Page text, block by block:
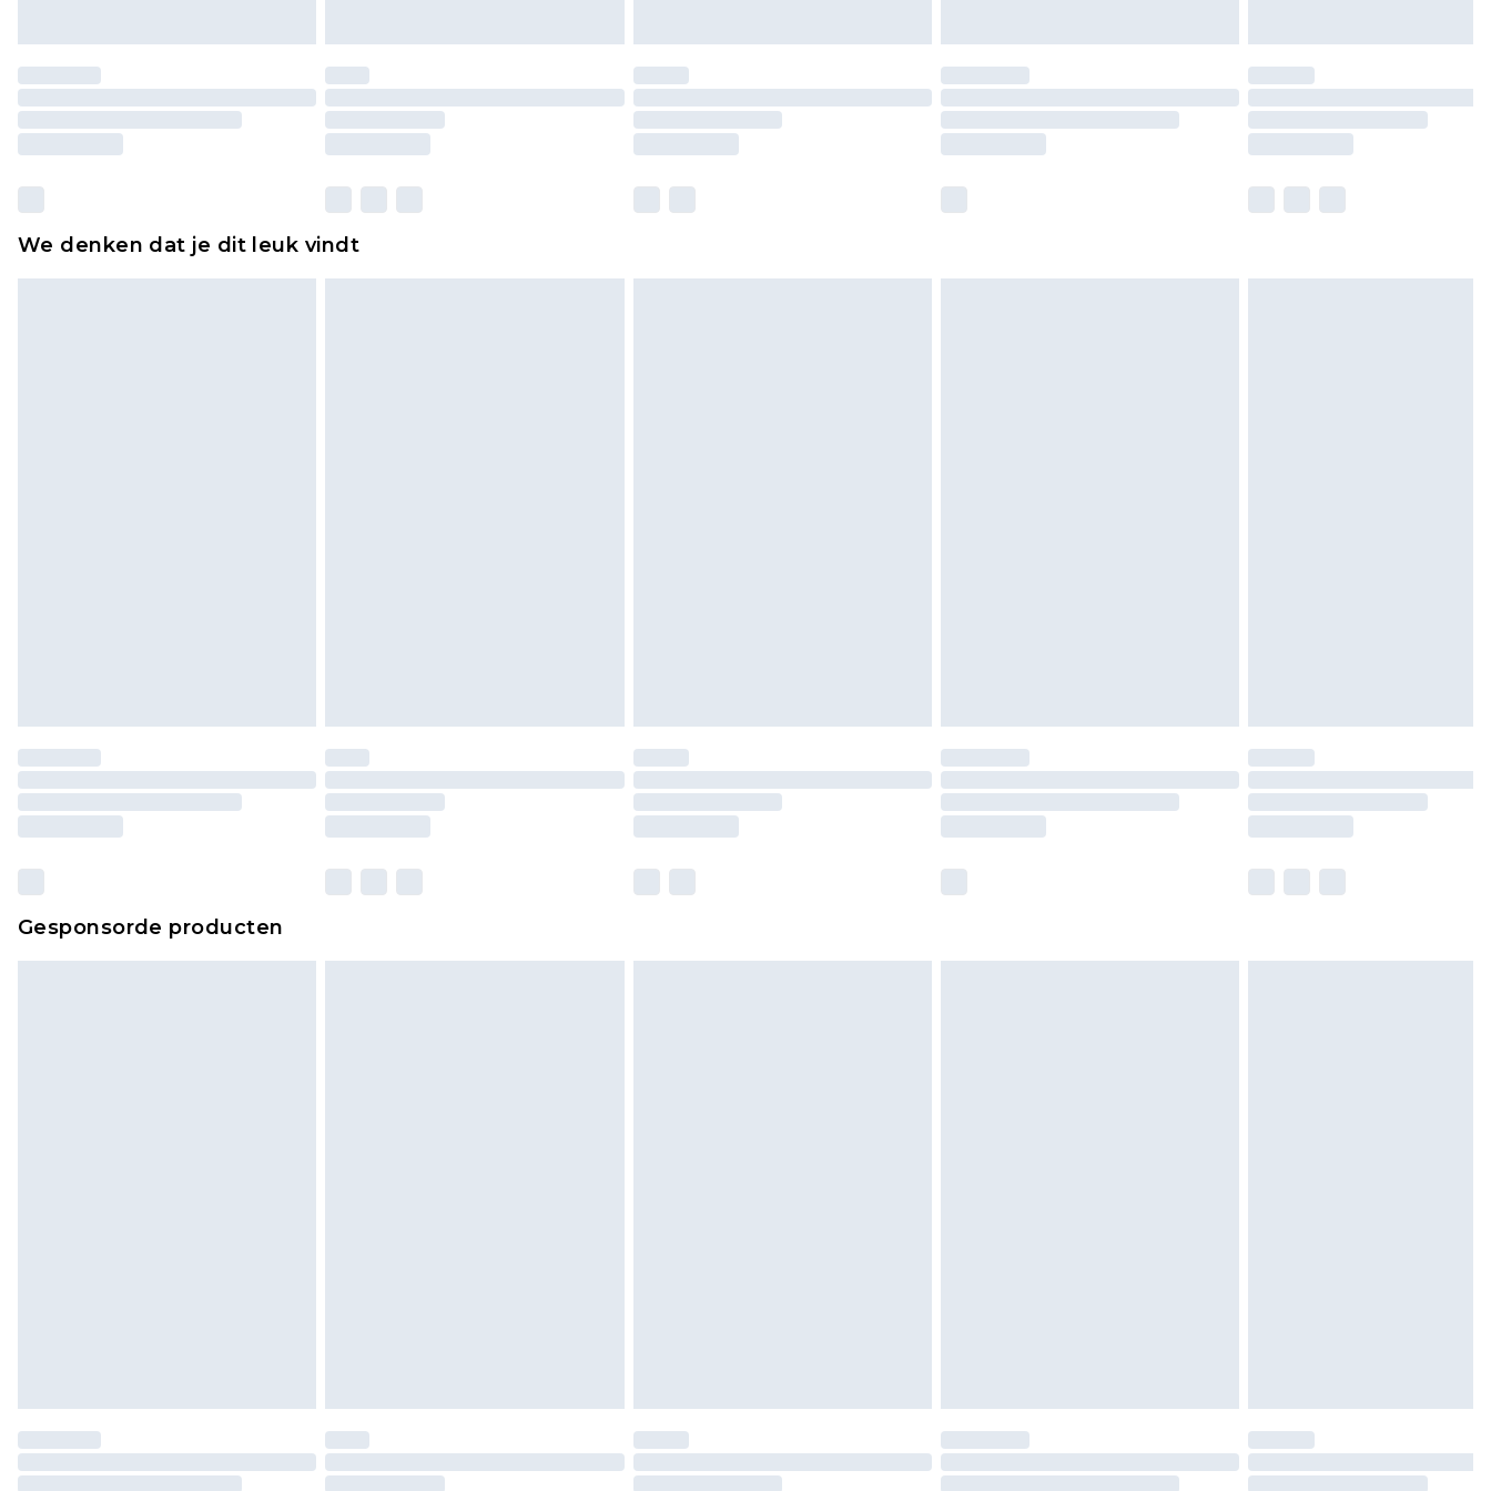
We denken dat je dit leuk vindt
Gesponsorde producten